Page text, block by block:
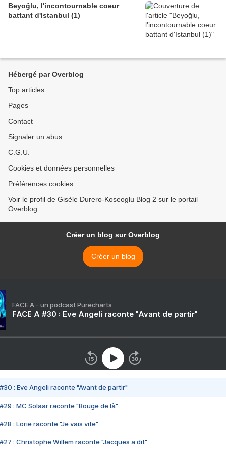
Beyoğlu, l'incontournable coeur
battant d'Istanbul (1)
Hébergé par Overblog
Top articles
Pages
Contact
Signaler un abus
C.G.U.
Cookies et données personnelles
Préférences cookies
Voir le profil de Gisèle Durero-Koseoglu Blog 2 sur le portail
Overblog
Créer un blog sur Overblog
Créer un blog
FACE A - un podcast Purecharts
FACE A #30 : Eve Angeli raconte "Avant de partir"
#30 : Eve Angeli raconte "Avant de partir"
#29 : MC Solaar raconte "Bouge de là"
#28 : Lorie raconte "Je vais vite"
#27 : Christophe Willem raconte "Jacques a dit"